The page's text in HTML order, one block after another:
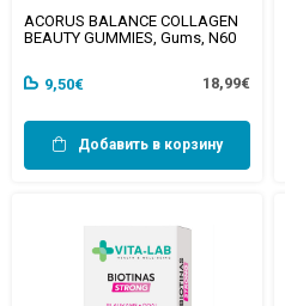
ACORUS BALANCE COLLAGEN
BEAUTY GUMMIES, Gums, N60
9,50€ 18,99€
Добавить в корзину